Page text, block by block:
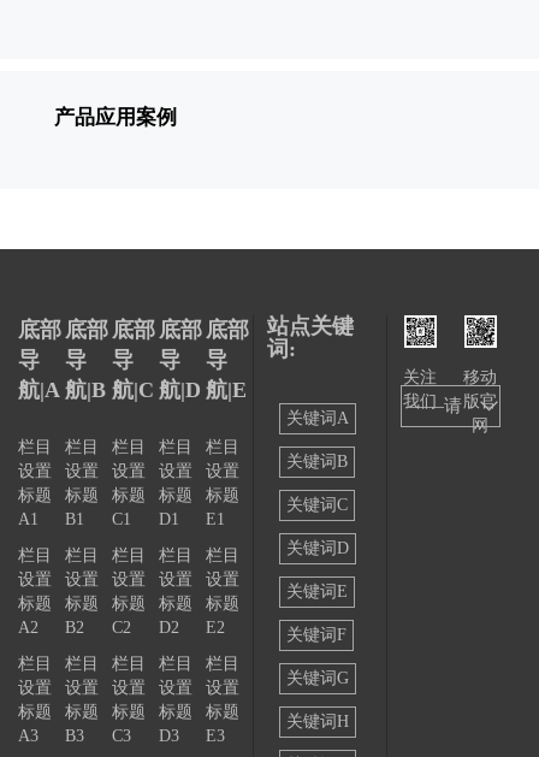
产品应用案例
底部
导
航|A
栏目
设置
标题
A1
栏目
设置
标题
A2
栏目
设置
标题
A3
底部
导
航|B
栏目
设置
标题
B1
栏目
设置
标题
B2
栏目
设置
标题
B3
底部
导
航|C
栏目
设置
标题
C1
栏目
设置
标题
C2
栏目
设置
标题
C3
底部
导
航|D
栏目
设置
标题
D1
栏目
设置
标题
D2
栏目
设置
标题
D3
底部
导
航|E
栏目
设置
标题
E1
栏目
设置
标题
E2
栏目
设置
标题
E3
站点关键
词:
关键词A
关键词B
关键词C
关键词D
关键词E
关键词F
关键词G
关键词H
关注
我们
移动
版官
网
——请